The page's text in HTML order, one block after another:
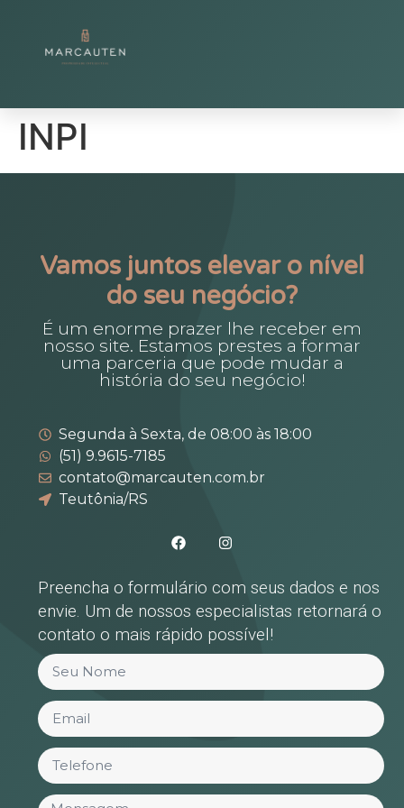
INPI
Vamos juntos elevar o nível
do seu negócio?
É um enorme prazer lhe receber em
nosso site. Estamos prestes a formar
uma parceria que pode mudar a
história do seu negócio!
Segunda à Sexta, de 08:00 às 18:00
(51) 9.9615-7185
contato@marcauten.com.br
Teutônia/RS
Preencha o formulário com seus dados e nos
envie. Um de nossos especialistas retornará o
contato o mais rápido possível!